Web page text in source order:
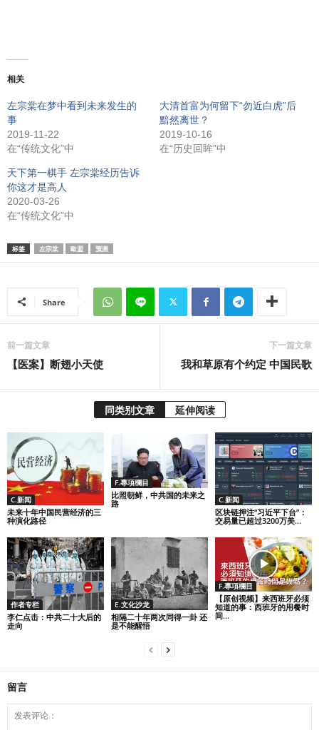
相关
左宗棠在梦中看到未来发生的
事
2019-11-22
在“传统文化”中
大清首富为何留下“勿近白虎”后
黯然离世？
2019-10-16
在“历史回眸”中
天下第一棋手 左宗棠经历告诉
你这才是高人
2020-03-26
在“传统文化”中
标签 左宗棠 歐盟 预测
Share
前一篇文章
【医案】断翅小天使
下一篇文章
我和草原有个约定 中国民歌
同类别文章 延伸阅读
C.新闻
未来十年中国民营经济的三
种演化路径
F.專項欄目
比照朝鲜，中共国的未来之
路
C.新闻
区块链押注“习近平下台”：
交易量已超过3200万美...
作者专栏
李仁点击：中共二十大后的
走向
E.文化沙龙
相隔二十年两次同得一卦 还
是不能醒悟
F.專項欄目
【原创视频】来西班牙必须
知道的事：西班牙的用餐时
间...
留言